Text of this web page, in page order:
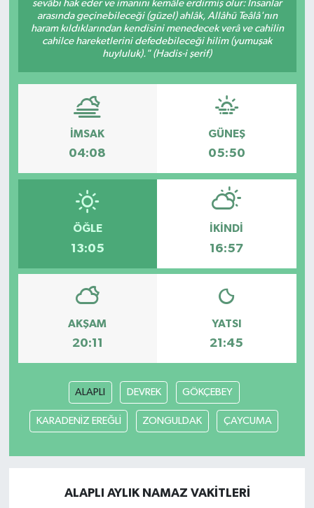
sevâbı hak eder ve imanını kemâle erdirmiş olur: İnsanlar
arasında geçinebileceği (güzel) ahlâk, Allâhü Teâlâ'nın
haram kıldıklarından kendisini menedecek verâ ve cahilin
cahilce hareketlerini defedebileceği hilim (yumuşak
huyluluk)." (Hadis-i şerif)
İMSAK
04:08
GÜNEŞ
05:50
ÖĞLE
13:05
İKINDI
16:57
AKŞAM
20:11
YATSI
21:45
ALAPLI DEVREK GÖKÇEBEY
KARADENİZ EREĞLİ ZONGULDAK ÇAYCUMA
ALAPLI AYLIK NAMAZ VAKITLERI